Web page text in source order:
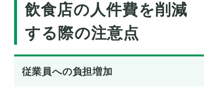
飲食店の人件費を削減
する際の注意点
従業員への負担増加